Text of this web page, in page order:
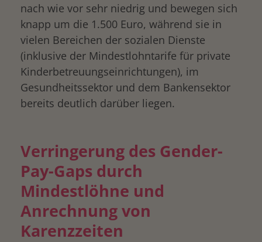
nach wie vor sehr niedrig und bewegen sich
knapp um die 1.500 Euro, während sie in
vielen Bereichen der sozialen Dienste
(inklusive der Mindestlohntarife für private
Kinderbetreuungseinrichtungen), im
Gesundheitssektor und dem Bankensektor
bereits deutlich darüber liegen.
Verringerung des Gender-
Pay-Gaps durch
Mindestlöhne und
Anrechnung von
Karenzzeiten